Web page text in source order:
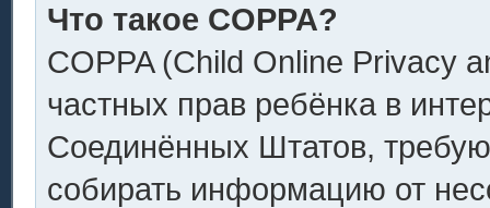
Что такое COPPA?
COPPA (Child Online Privacy
частных прав ребёнка в
Соединённых Штатов,
собирать информацию от